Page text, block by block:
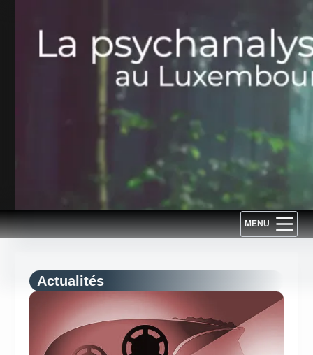
MENU
Actualités